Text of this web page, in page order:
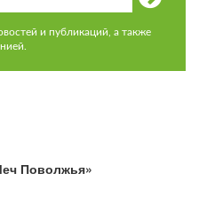
и публикаций, а также
Поволжья»